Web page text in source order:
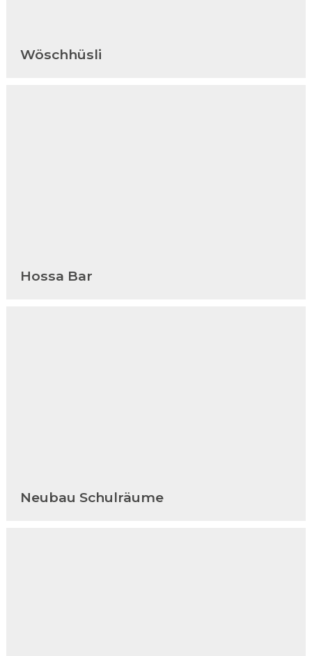
Wöschhüsli
Hossa Bar
Neubau Schulräume